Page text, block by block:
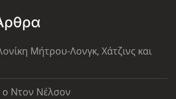
Μήτρου-Λονγκ, Χάτζινς και
Ντον Νέλσον